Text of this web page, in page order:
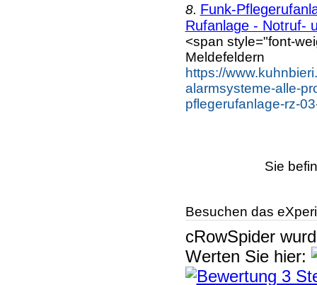
8. Funk-
Rufanlage - Notruf-
<span style="font-
Meldefeldern
https://
alarmsysteme-alle-
pflegerufanlage-rz-
Sie
Besuchen das
cRowSpider
Werten Sie hier: